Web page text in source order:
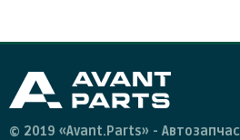
© 2019 «Avant.Parts» -